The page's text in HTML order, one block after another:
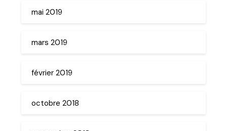
mai 2019
mars 2019
février 2019
octobre 2018